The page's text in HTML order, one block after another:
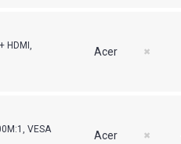
HDMI,
Acer ✖
VESA
Acer ✖